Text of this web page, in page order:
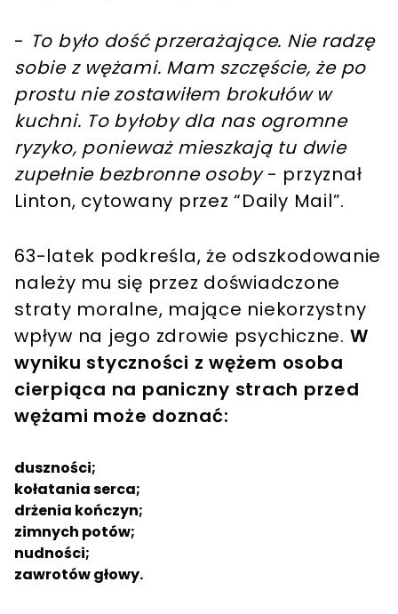
- To było dość przerażające. Nie radzę
sobie z wężami. Mam szczęście, że po
prostu nie zostawiłem brokułów w
kuchni. To byłoby dla nas ogromne
ryzyko, ponieważ mieszkają tu dwie
zupełnie bezbronne osoby- przyznał
Linton, cytowany przez “Daily Mail”.
63-latek podkreśla, że odszkodowanie
należy mu się przez doświadczone
straty moralne, mające niekorzystny
wpływ na jego zdrowie psychiczne. W
wyniku styczności z wężem osoba
cierpiąca na paniczny strach przed
wężami może doznać:
duszności;
kołatania serca;
drżenia kończyn;
zimnych potów;
nudności;
zawrotów głowy.